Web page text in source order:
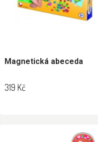
Magnetická abeceda
319 Kč